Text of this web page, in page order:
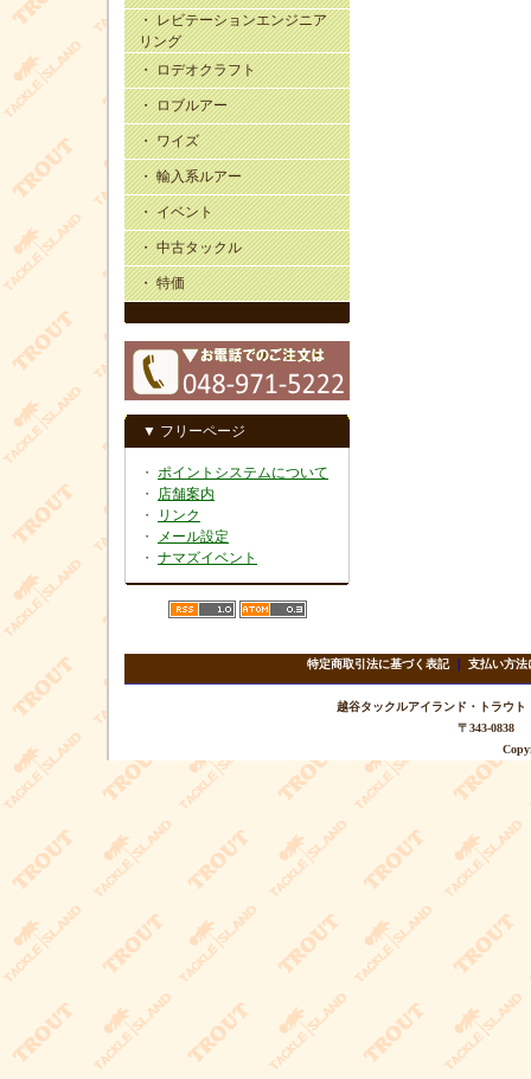
・ レビテーションエンジニア
リング
・ ロデオクラフト
・ ロブルアー
・ ワイズ
・ 輸入系ルアー
・ イベント
・ 中古タックル
・ 特価
▼ フリーページ
・ ポイントシステムについて
・ 店舗案内
・
リンク
・
メール設定
・ ナマズイベント
特定商取引法に基づく表記｜ 支払い方法
越谷タックルアイランド・トラ
〒343-0838